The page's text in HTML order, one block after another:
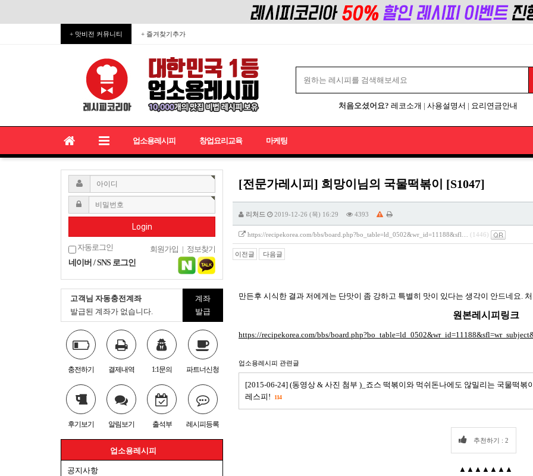
+ 맛비전 커뮤니티 + 즐겨찾기추가
처음오셨어요? 레코소개 | 사용설명서 | 요리연금안내
업소용레시피 창업요리교육 마케팅
Login
자동로그인 회원가입 | 정보찾기
네이버 / SNS 로그인
고객님 자동충전계좌
발급된 계좌가 없습니다.
계좌
발급
충전하기 결제내역 1:1문의 파트너신청
후기보기 알림보기 출석부 레시피등록
업소용레시피
공지사항
[전문가레시피] 희망이님의 국물떡볶이 [S1047]
리처드 2019-12-26 (목) 16:29 4393
https://recipekorea.com/bbs/board.php?bo_table=ld_0502&wr_id=11188&sfl… (1446)
이전글 다음글
만든후 시식한 결과 저에게는 단맛이 좀 강하고 특별히 맛이 있다는 생각이 안드네요.
원본레시피링크
https://recipekorea.com/bbs/
업소용레시피 관련글
[2015-06-24] (동영상 & 사진 첨부 )_죠스 떡볶이와 먹쉬돈나에도 않밀리는 국물떡
레스피!
114
추천하기 : 2
▲▲▲▲▲▲▲